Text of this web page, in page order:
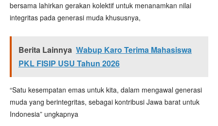
bersama lahirkan gerakan kolektif untuk menanamkan nilai
integritas pada generasi muda khususnya,
Berita Lainnya Wabup Karo Terima Mahasiswa
PKL FISIP USU Tahun 2026
“Satu kesempatan emas untuk kita, dalam mengawal generasi
muda yang berintegritas, sebagai kontribusi Jawa barat untuk
Indonesia” ungkapnya